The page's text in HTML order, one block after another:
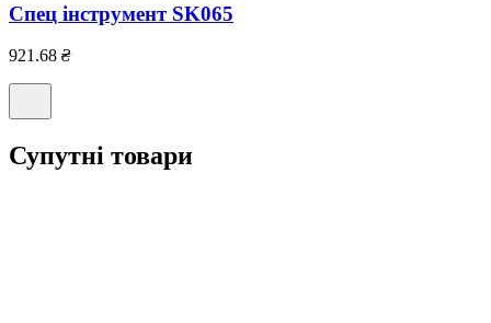
Спец інструмент SK065
921.68 ₴
Супутні товари